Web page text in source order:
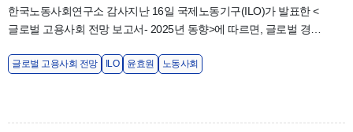
한국노동사회연구소 감사지난 16일 국제노동기구(ILO)가 발표한 <
글로벌 고용사회 전망 보고서- 2025년 동향>에 따르면, 글로벌 경…
글로벌 고용사회 전망 ILO 윤효원 노동사회